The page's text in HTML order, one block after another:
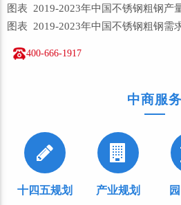
图表 2019-2023年中国不锈钢粗钢产
图表 2019-2023年中国不锈钢粗钢需
400-666-1917
中商服务
十四五规划 产业规划